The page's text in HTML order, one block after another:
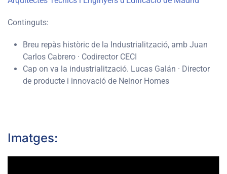
Continguts:
Breu repàs històric de la Industrialització, amb Juan
Carlos Cabrero · Codirector CECI
Cap on va la industrialització. Lucas Galán · Director
de producte i innovació de Neinor Homes
Imatges: